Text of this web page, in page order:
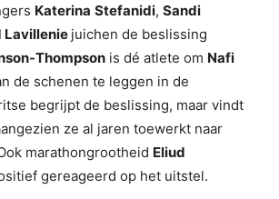
Katerina Stefanidi, Sandi
Lavillenie juichen de beslissing
Thompson is dé atlete om Nafi
de schenen te leggen in de
begrijpt de beslissing, maar vindt
ze al jaren toewerkt naar
marathongrootheid Eliud
gereageerd op het uitstel.